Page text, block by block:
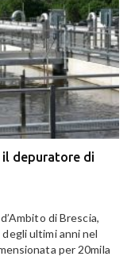
il depuratore di
di Brescia,
ultimi anni nel
per 20mila